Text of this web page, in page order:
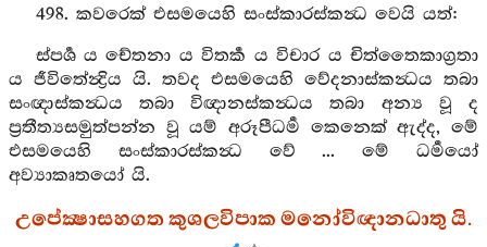
498. කවරෙක් එසමයෙහි සංස්කාරස්කන්‍ධ වෙයි යත්:
ස්පර්‍ශ ය චේතනා ය විතර්‍ක ය විචාර ය චිත්තෛකාග්‍රතා
ය ජීවිතේන්‍ද්‍රිය යි. තවද එසමයෙහි වේදනාස්කන්‍ධය තබා
සංඥාස්කන්‍ධය තබා විඥානස්කන්‍ධය තබා අන්‍ය වූ ද
ප්‍රතීත්‍යසමුත්පන්න වූ යම් අරූපීධර්‍ම කෙනෙක් ඇද්ද, මේ
එසමයෙහි සංස්කාරස්කන්‍ධ වේ ... මේ ධර්‍මයෝ
අව්‍යාකෘතයෝ යි.
උපේක්‍ෂාසහගත කුශලවිපාක මනෝවිඥානධාතු යි.